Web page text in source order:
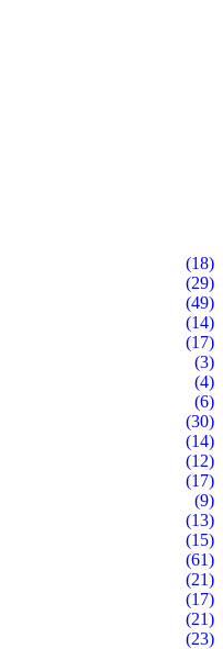
(18)
(29)
(49)
(14)
(17)
(3)
(4)
(6)
(30)
(14)
(12)
(17)
(9)
(13)
(15)
(61)
(21)
(17)
(21)
(23)